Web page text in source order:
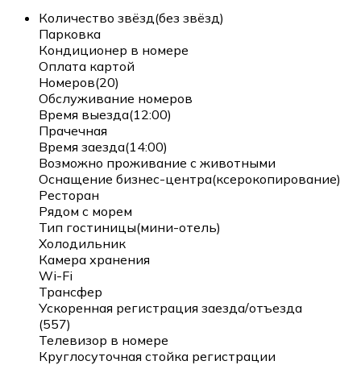
Количество звёзд(без звёзд)
Парковка
Кондиционер в номере
Оплата картой
Номеров(20)
Обслуживание номеров
Время выезда(12:00)
Прачечная
Время заезда(14:00)
Возможно проживание с животными
Оснащение бизнес-центра(ксерокопирование)
Ресторан
Рядом с морем
Тип гостиницы(мини-отель)
Холодильник
Камера хранения
Wi-Fi
Трансфер
Ускоренная регистрация заезда/отъезда
(557)
Телевизор в номере
Круглосуточная стойка регистрации